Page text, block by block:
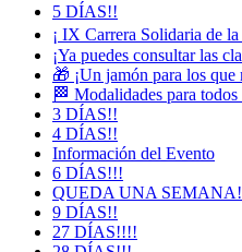
5 DÍAS!!
¡ IX Carrera Solidaria de
¡Ya puedes consultar las
🎁 ¡Un jamón para los que
🏁 Modalidades para
3 DÍAS!!
4 DÍAS!!
Información del Evento
6 DÍAS!!!
QUEDA UNA
9 DÍAS!!
27 DÍAS!!!!